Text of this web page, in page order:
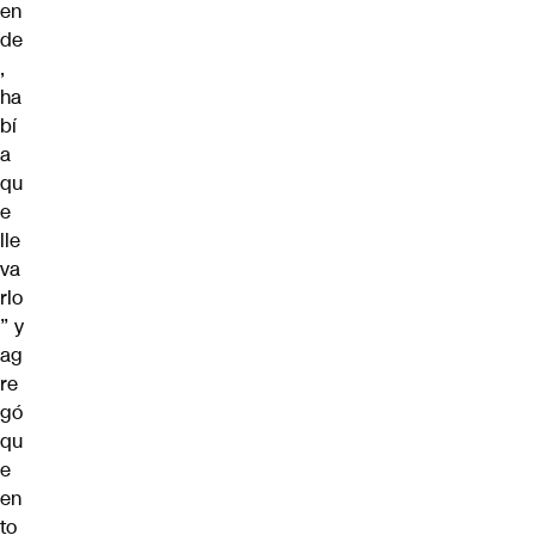
en
de
,
ha
bí
a
qu
e
lle
va
rlo
” y
ag
re
gó
qu
e
en
to